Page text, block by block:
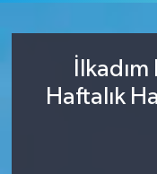
Haftalık
Süper Lig